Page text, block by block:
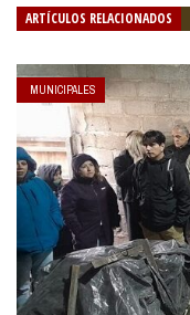
ARTÍCULOS RELACIONADOS
MUNICIPALES